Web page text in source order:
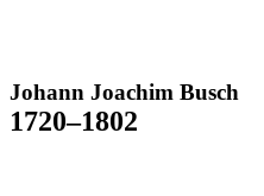
Johann Joachim Busch
1720–1802